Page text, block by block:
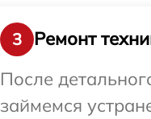
3
Ремонт
После
займемся